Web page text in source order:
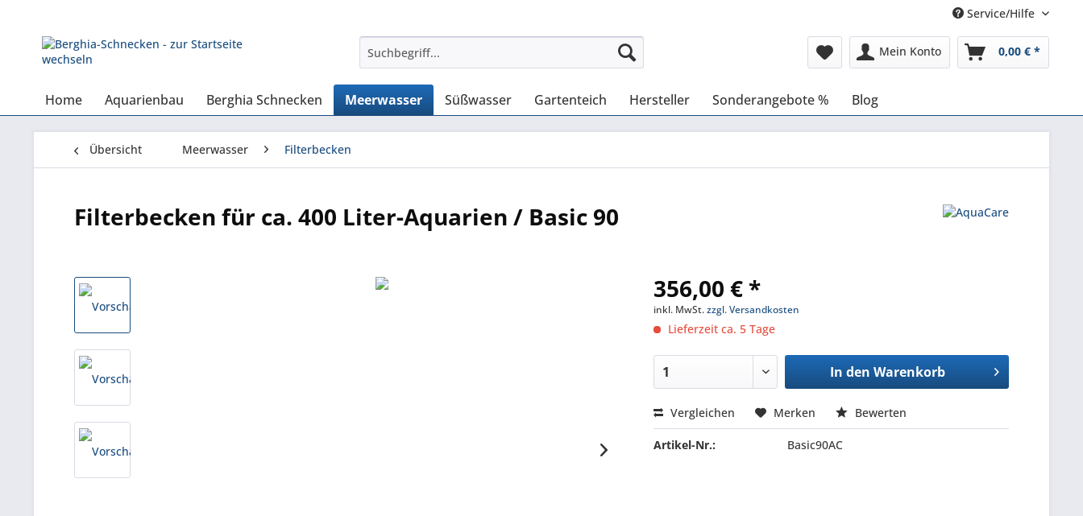
Service/Hilfe
Mein Konto 0,00 € *
Home Aquarienbau Berghia Schnecken Meerwasser Süßwasser Gartenteich Hersteller Sonderangebote % Blog
Übersicht Meerwasser Filterbecken
Filterbecken für ca. 400 Liter-Aquarien / Basic 90
356,00 € *
inkl. MwSt.zzgl. Versandkosten
Lieferzeit ca. 5 Tage
In den Warenkorb
Vergleichen Merken Bewerten
Artikel-Nr.: Basic90AC